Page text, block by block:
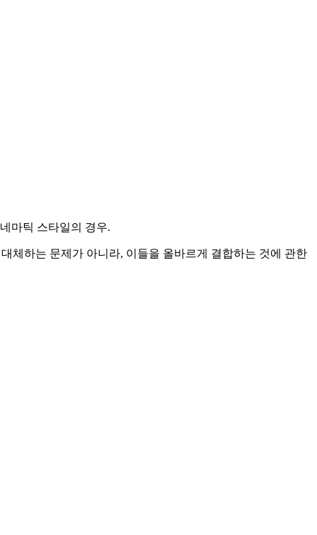
마틱 스타일의 경우.
체하는 문제가 아니라, 이들을 올바르게 결합하는 것에 관한